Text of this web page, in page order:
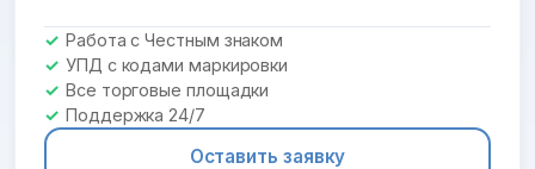
Работа с Честным знаком
УПД с кодами маркировки
Все торговые площадки
Поддержка 24/7
Оставить заявку